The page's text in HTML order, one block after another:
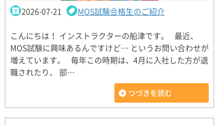
2026-07-21 MOS試験合格生のご紹介
こんにちは！ インストラクターの船津です。 最近、
MOS試験に興味あるんですけど… というお問い合わせが
増えています。 毎年この時期は、4月に入社した方が退
職されたり、 部…
つづきを読む